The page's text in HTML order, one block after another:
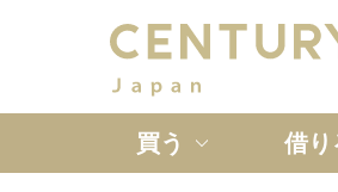
買う 借り